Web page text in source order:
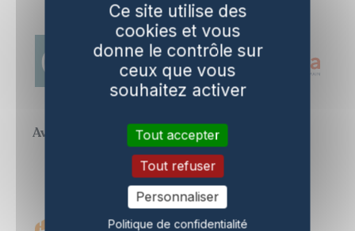
Avenirs énergétiques
Ce site utilise des
cookies et vous
donne le contrôle sur
ceux que vous
souhaitez activer
Tout accepter
Tout refuser
Personnaliser
Politique de confidentialité